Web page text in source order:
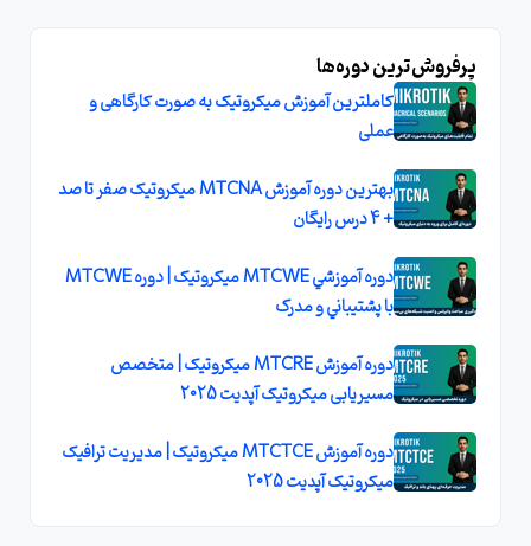
پرفروش‌ترین دوره‌ها
کاملترین آموزش میکروتیک به صورت کارگاهی و
عملی
بهترین دوره آموزش MTCNA میکروتیک صفر تا صد
+ 4 درس رایگان
دوره آموزشي MTCWE ميکروتيک | دوره MTCWE
با پشتيباني و مدرک
دوره آموزش MTCRE میکروتیک | متخصص
مسیریابی میکروتیک آپدیت 2025
دوره آموزش MTCTCE میکروتیک | مدیریت ترافیک
میکروتیک آپدیت 2025